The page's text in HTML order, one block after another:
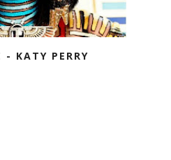
- KATY PERRY